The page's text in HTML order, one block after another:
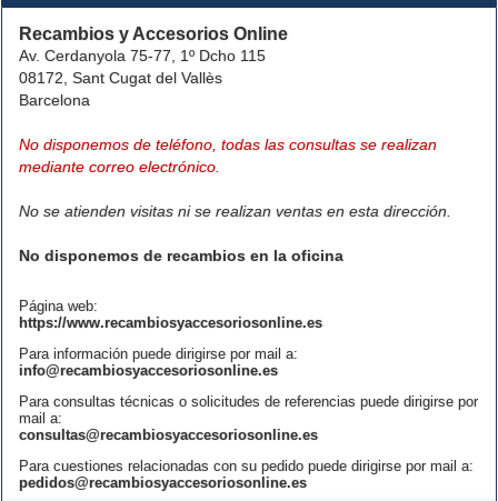
Recambios y Accesorios Online
Av. Cerdanyola 75-77, 1º Dcho 115
08172, Sant Cugat del Vallès
Barcelona
No disponemos de teléfono, todas las consultas se realizan
mediante correo electrónico.
No se atienden visitas ni se realizan ventas en esta dirección.
No disponemos de recambios en la oficina
Página web:
https://www.recambiosyaccesoriosonline.es
Para información puede dirigirse por mail a:
info@recambiosyaccesoriosonline.es
Para consultas técnicas o solicitudes de referencias puede dirigirse por
mail a:
consultas@recambiosyaccesoriosonline.es
Para cuestiones relacionadas con su pedido puede dirigirse por mail a:
pedidos@recambiosyaccesoriosonline.es